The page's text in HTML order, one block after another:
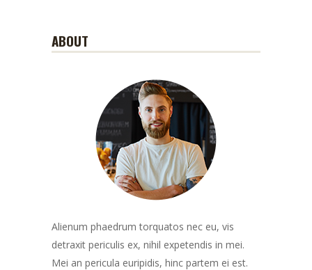
ABOUT
Alienum phaedrum torquatos nec eu, vis
detraxit periculis ex, nihil expetendis in mei.
Mei an pericula euripidis, hinc partem ei est.